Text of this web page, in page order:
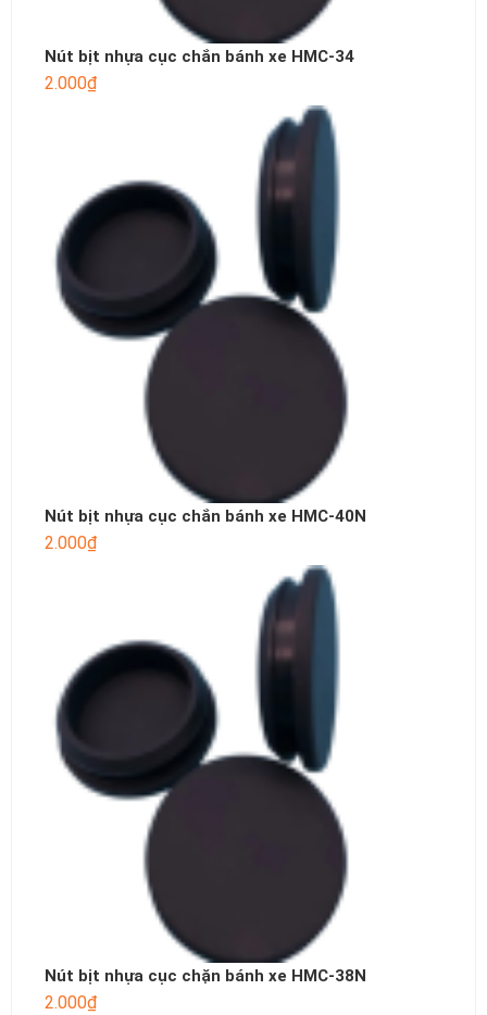
Nút bịt nhựa cục chắn bánh xe HMC-34
2.000₫
Nút bịt nhựa cục chắn bánh xe HMC-40N
2.000₫
Nút bịt nhựa cục chặn bánh xe HMC-38N
2.000₫